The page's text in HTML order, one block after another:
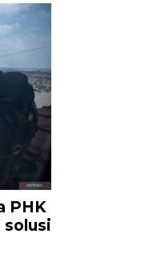
PHK
solusi